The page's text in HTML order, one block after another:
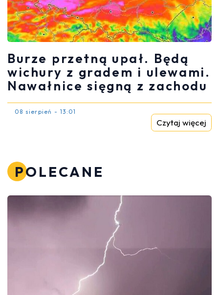
Burze przetną upał. Będą
wichury z gradem i ulewami.
Nawałnice sięgną z zachodu
08 sierpień - 13:01
Czytaj więcej
POLECANE